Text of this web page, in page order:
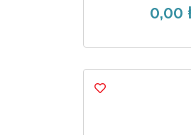
0,00